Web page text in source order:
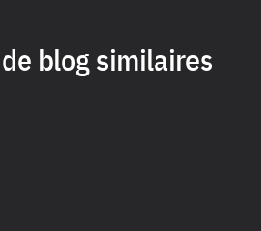
blog similaires